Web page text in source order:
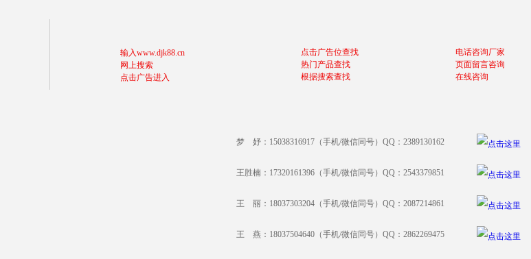
输入www.djk88.cn
网上搜索
点击广告进入
点击广告位查找
热门产品查找
根据搜索查找
电话咨询厂家
页面留言咨询
在线咨询
梦 妤：15038316917（手机/微信同号）QQ：2389130162
王胜楠：17320161396（手机/微信同号）QQ：2543379851
王 丽：18037303204（手机/微信同号）QQ：2087214861
王 燕：18037504640（手机/微信同号）QQ：2862269475